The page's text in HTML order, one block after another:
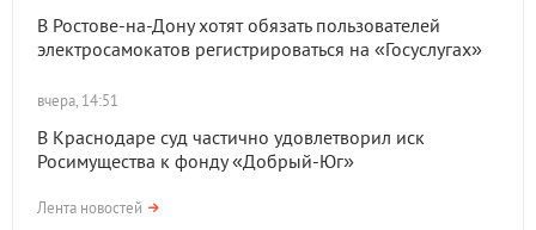
В Ростове-на-Дону хотят обязать пользователей
электросамокатов регистрироваться на «Госуслугах»
вчера, 14:51
В Краснодаре суд частично удовлетворил иск
Росимущества к фонду «Добрый-Юг»
Лента новостей